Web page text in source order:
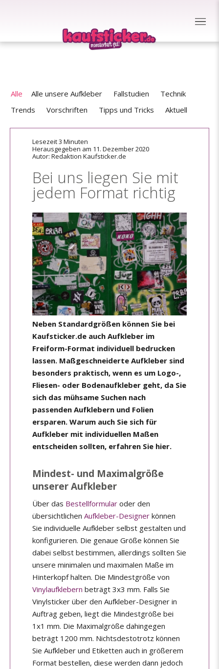
Alle Alle unsere Aufkleber Fallstudien
Technik
Trends
Vorschriften Tipps und Tricks Aktuell
Lesezeit 3 Minuten
Herausgegeben am 11. Dezember 2020
Autor: Redaktion Kaufsticker.de
Bei uns liegen Sie mit
jedem Format richtig
Neben Standardgrößen können Sie bei
Kaufsticker.de auch Aufkleber im
Freiform-Format individuell bedrucken
lassen. Maßgeschneiderte Aufkleber sind
besonders praktisch, wenn es um Logo-,
Fliesen- oder Bodenaufkleber geht, da Sie
sich das mühsame Suchen nach
passenden Aufklebern und Folien
ersparen. Warum auch Sie sich für
Aufkleber mit individuellen Maßen
entscheiden sollten, erfahren Sie hier.
Mindest- und Maximalgröße
unserer Aufkleber
Über das Bestellformular oder den
übersichtlichen Aufkleber-Designer können
Sie individuelle Aufkleber selbst gestalten und
konfigurieren. Die genaue Größe können Sie
dabei selbst bestimmen, allerdings sollten Sie
unsere minimalen und maximalen Maße im
Hinterkopf halten. Die Mindestgröße von
Vinylaufklebern beträgt 3x3 mm. Falls Sie
Vinylsticker über den Aufkleber-Designer in
Auftrag geben, liegt die Mindestgröße bei
1x1 mm. Die Maximalgröße dahingegen
beträgt 1200 mm. Nichtsdestotrotz können
Sie Aufkleber und Etiketten auch in größerem
Format bestellen, diese werden dann jedoch